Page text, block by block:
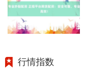
行情指数